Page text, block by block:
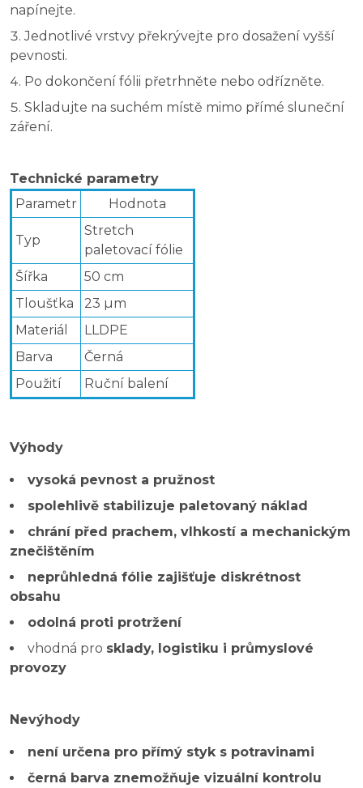
napínejte.
Jednotlivé vrstvy překrývejte pro dosažení vyšší
pevnosti.
Po dokončení fólii přetrhněte nebo odřízněte.
Skladujte na suchém místě mimo přímé sluneční
záření.
Technické parametry
Parametr
Hodnota
Typ
Stretch
paletovací fólie
Šířka
50 cm
Tloušťka
23 µm
Materiál
LLDPE
Barva
Černá
Použití
Ruční balení
Výhody
vysoká pevnost a pružnost
spolehlivě stabilizuje paletovaný náklad
chrání před prachem, vlhkostí a mechanickým
znečištěním
neprůhledná fólie zajišťuje diskrétnost
obsahu
odolná proti protržení
vhodná pro sklady, logistiku i průmyslové
provozy
Nevýhody
není určena pro přímý styk s potravinami
černá barva znemožňuje vizuální kontrolu